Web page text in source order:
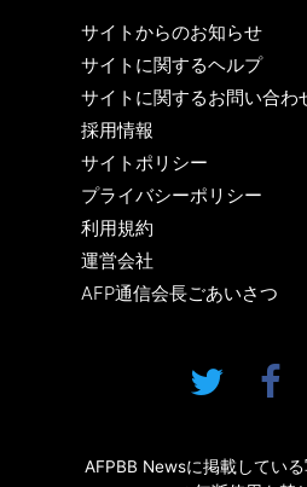
サイトからのお知らせ
サイトに関するヘルプ
サイトに関するお問い合わ
採用情報
サイトポリシー
プライバシーポリシー
利用規約
運営会社
AFP通信会長ごあいさつ
AFPBB Newsに掲載してい